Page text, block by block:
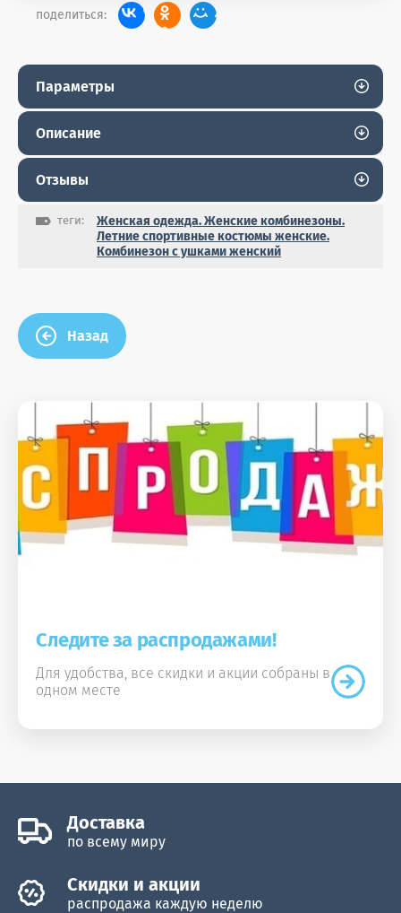
поделиться:
Параметры
Описание
Отзывы
теги:
Женская одежда. Женские комбинезоны.
Летние спортивные костюмы женские.
Комбинезон с ушками женский
Назад
Следите за распродажами!
Для удобства, все скидки и акции собраны в
одном месте
Доставка
по всему миру
Скидки и акции
распродажа каждую неделю